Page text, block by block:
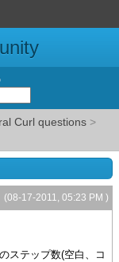
Curl questions >
(08-17-2011, 05:23 PM )
ステップ数(空白、コ